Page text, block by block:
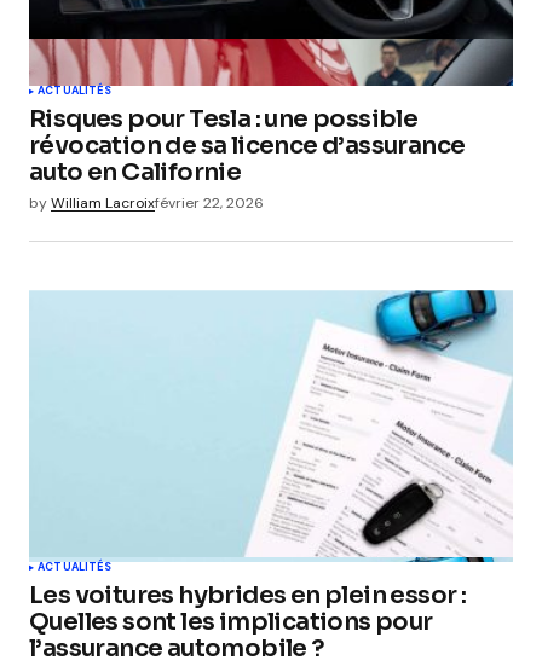
ACTUALITÉS
Risques pour Tesla : une possible
révocation de sa licence d’assurance
auto en Californie
byWilliam Lacroixfévrier 22, 2026
ACTUALITÉS
Les voitures hybrides en plein essor :
Quelles sont les implications pour
l’assurance automobile ?